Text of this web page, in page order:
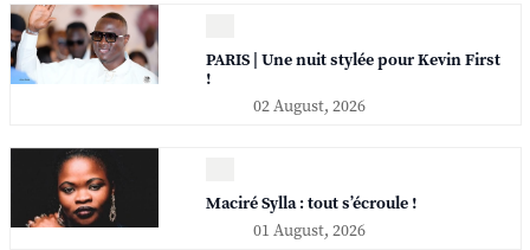
PARIS | Une nuit stylée pour Kevin First
!
02 August, 2026
Maciré Sylla : tout s’écroule !
01 August, 2026